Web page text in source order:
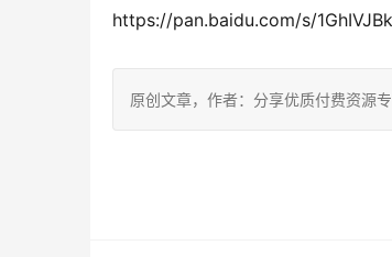
https://pan.baidu.com/s/
原创文章，作者：分享优质付费资